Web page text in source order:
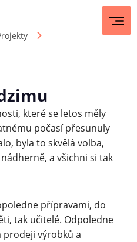
které se letos měly
počasí přesunuly
byla to skvělá volba,
a všichni si tak
přípravami, do
tak učitelé. Odpoledne
prodeji výrobků a